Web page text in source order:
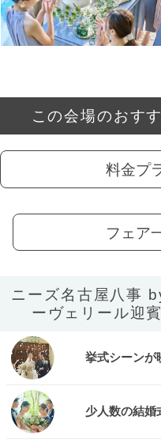
この会場のおす
料金プ
フェア
ニーズ名古屋八事
ーヴェリール迎
挙式シーンが
少人数の結婚